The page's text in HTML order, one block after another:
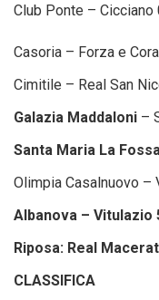
Club Ponte – Cicciano
Casoria – Forza e
Cimitile – Real San
Galazia Maddaloni –
Santa Maria La
Olimpia Casalnuovo –
Albanova – Vitulazio
Riposa: Real
CLASSIFICA